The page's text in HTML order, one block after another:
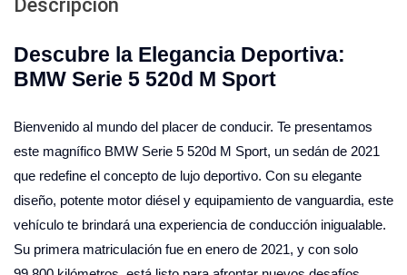
Descripción
Descubre la Elegancia Deportiva:
BMW Serie 5 520d M Sport
Bienvenido al mundo del placer de conducir. Te presentamos
este magnífico BMW Serie 5 520d M Sport, un sedán de 2021
que redefine el concepto de lujo deportivo. Con su elegante
diseño, potente motor diésel y equipamiento de vanguardia, este
vehículo te brindará una experiencia de conducción inigualable.
Su primera matriculación fue en enero de 2021, y con solo